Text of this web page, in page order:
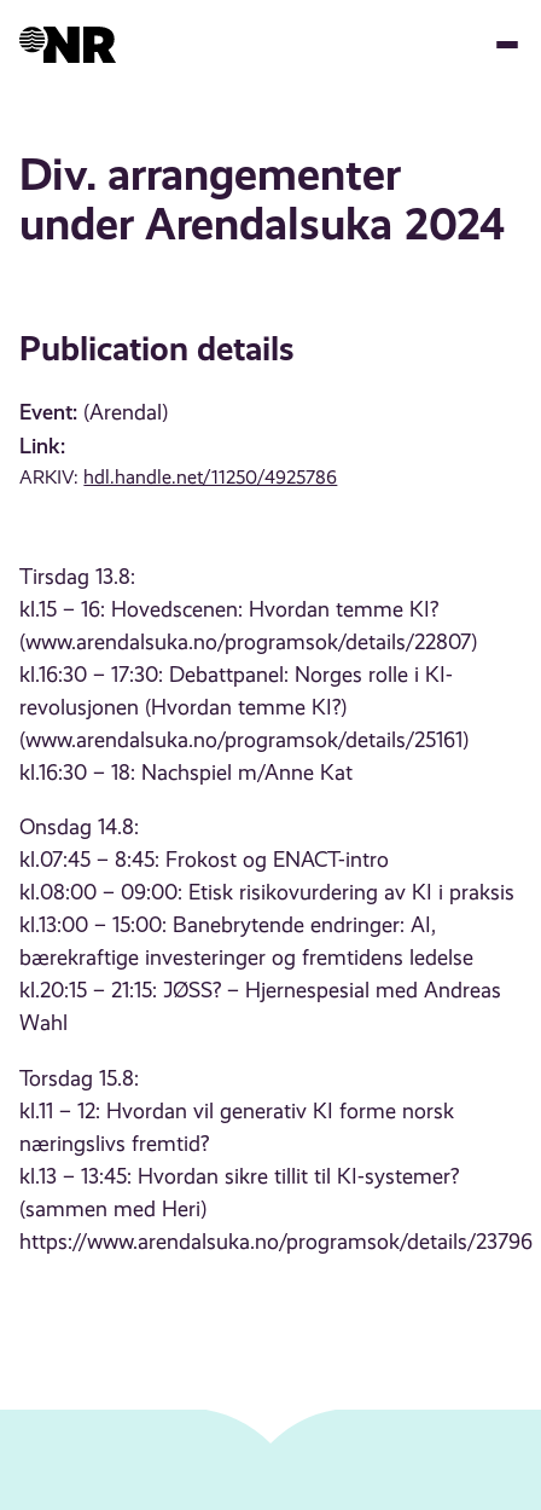
Div. arrangementer
under Arendalsuka 2024
Publication details
Event: (Arendal)
Link:
ARKIV: hdl.handle.net/11250/4925786
Tirsdag 13.8:
kl.15 – 16: Hovedscenen: Hvordan temme KI?
(www.arendalsuka.no/programsok/details/22807)
kl.16:30 – 17:30: Debattpanel: Norges rolle i KI-
revolusjonen (Hvordan temme KI?)
(www.arendalsuka.no/programsok/details/25161)
kl.16:30 – 18: Nachspiel m/Anne Kat
Onsdag 14.8:
kl.07:45 – 8:45: Frokost og ENACT-intro
kl.08:00 – 09:00: Etisk risikovurdering av KI i praksis
kl.13:00 – 15:00: Banebrytende endringer: AI,
bærekraftige investeringer og fremtidens ledelse
kl.20:15 – 21:15: JØSS? – Hjernespesial med Andreas
Wahl
Torsdag 15.8:
kl.11 – 12: Hvordan vil generativ KI forme norsk
næringslivs fremtid?
kl.13 – 13:45: Hvordan sikre tillit til KI-systemer?
(sammen med Heri)
https://www.arendalsuka.no/programsok/details/23796